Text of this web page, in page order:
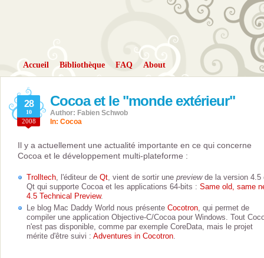
Accueil Bibliothèque FAQ About
Cocoa et le "monde extérieur"
28
10
2008
Author: Fabien Schwob
In: Cocoa
Il y a actuellement une actualité importante en ce qui concerne
Cocoa et le développement multi-plateforme :
Trolltech, l'éditeur de Qt, vient de sortir une previewde la version 4.5
Qt qui supporte Cocoa et les applications 64-bits : Same old, same
4.5 Technical Preview.
Le blog Mac Daddy World nous présente Cocotron, qui permet de
compiler une application Objective-C/Cocoa pour Windows. Tout
n'est pas disponible, comme par exemple CoreData, mais le projet
mérite d'être suivi : Adventures in Cocotron.